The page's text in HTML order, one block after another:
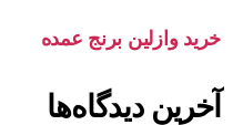
خرید وازلین برنج عمده
آخرین دیدگاه‌ها